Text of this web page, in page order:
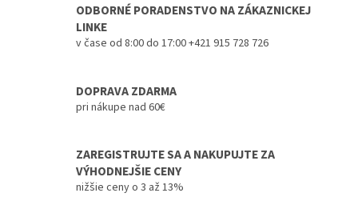
ODBORNÉ PORADENSTVO NA ZÁKAZNICKEJ
LINKE
v čase od 8:00 do 17:00 +421 915 728 726
DOPRAVA ZDARMA
pri nákupe nad 60€
ZAREGISTRUJTE SA A NAKUPUJTE ZA
VÝHODNEJŠIE CENY
nižšie ceny o 3 až 13%